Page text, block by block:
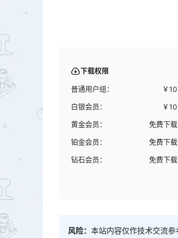
下载权限
普通用户组： ￥10
白银会员：
￥10
黄金会员：
免费下载
铂金会员：
免费下载
钻石会员：
免费下载
风险： 本站内容仅作技术交流参